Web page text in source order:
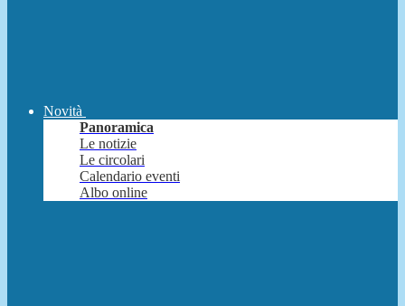
Novità
Panoramica
Le notizie
Le circolari
Calendario eventi
Albo online